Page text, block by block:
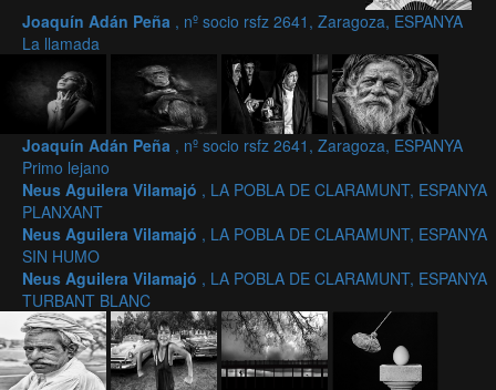
Joaquín Adán Peña , nº socio rsfz 2641, Zaragoza, ESPANYA
La llamada
Joaquín Adán Peña , nº socio rsfz 2641, Zaragoza, ESPANYA
Primo lejano
Neus Aguilera Vilamajó , LA POBLA DE CLARAMUNT, ESPANYA
PLANXANT
Neus Aguilera Vilamajó , LA POBLA DE CLARAMUNT, ESPANYA
SIN HUMO
Neus Aguilera Vilamajó , LA POBLA DE CLARAMUNT, ESPANYA
TURBANT BLANC